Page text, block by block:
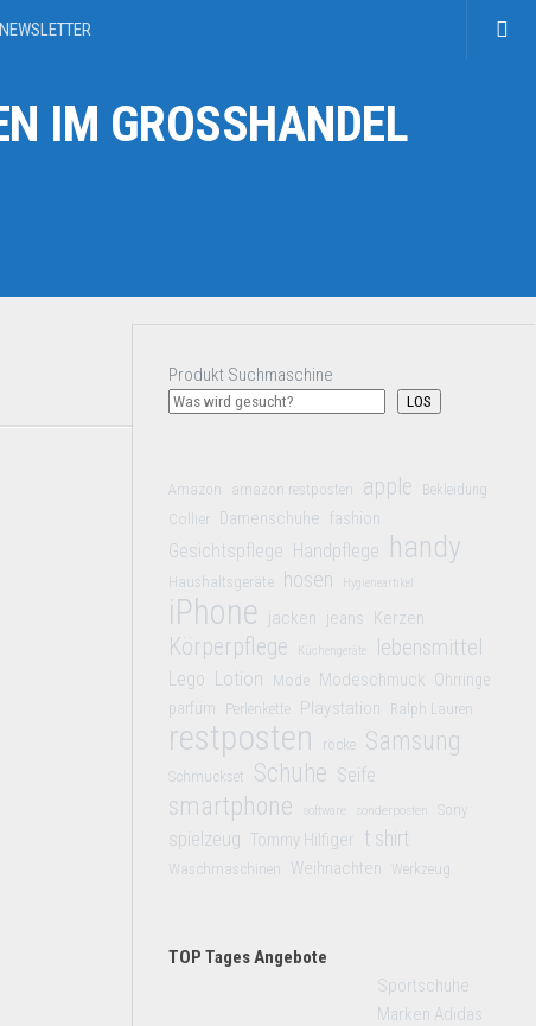
NEWSLETTER
IM GROSSHANDEL
Produkt Suchmaschine
LOS
Amazon amazon restposten apple Bekleidung
Collier Damenschuhe fashion
Gesichtspflege Handpflege handy
Haushaltsgeräte hosen Hygieneartikel
iPhone jacken jeans Kerzen
Körperpflege Küchengeräte lebensmittel
Lego Lotion Mode Modeschmuck Ohrringe
parfüm
Perlenkette Playstation Ralph Lauren
restposten röcke Samsung
Schmuckset Schuhe Seife
smartphone software sonderposten Sony
spielzeug Tommy Hilfiger t shirt
Waschmaschinen Weihnachten Werkzeug
TOP Tages Angebote
Sportschuhe
Marken Adidas